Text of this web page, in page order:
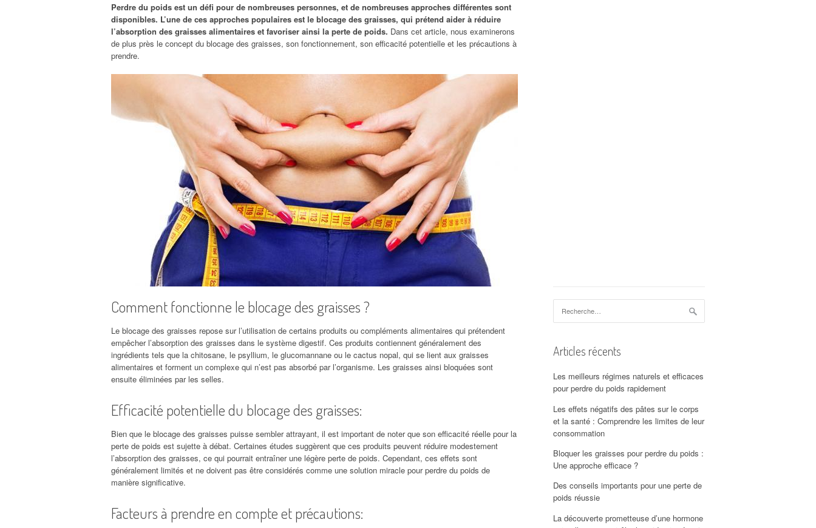
Perdre du poids est un défi pour de nombreuses personnes, et de nombreuses approches différentes sont
disponibles. L’une de ces approches populaires est le blocage des graisses, qui prétend aider à réduire
l’absorption des graisses alimentaires et favoriser ainsi la perte de poids. Dans cet article, nous examinerons
de plus près le concept du blocage des graisses, son fonctionnement, son efficacité potentielle et les précautions à
prendre.
Comment fonctionne le blocage des graisses ?
Le blocage des graisses repose sur l’utilisation de certains produits ou compléments alimentaires qui prétendent
empêcher l’absorption des graisses dans le système digestif. Ces produits contiennent généralement des
ingrédients tels que la chitosane, le psyllium, le glucomannane ou le cactus nopal, qui se lient aux graisses
alimentaires et forment un complexe qui n’est pas absorbé par l’organisme. Les graisses ainsi bloquées sont
ensuite éliminées par les selles.
Efficacité potentielle du blocage des graisses:
Bien que le blocage des graisses puisse sembler attrayant, il est important de noter que son efficacité réelle pour la
perte de poids est sujette à débat. Certaines études suggèrent que ces produits peuvent réduire modestement
l’absorption des graisses, ce qui pourrait entraîner une légère perte de poids. Cependant, ces effets sont
généralement limités et ne doivent pas être considérés comme une solution miracle pour perdre du poids de
manière significative.
Facteurs à prendre en compte et précautions:
Articles récents
Les meilleurs régimes naturels et efficaces
pour perdre du poids rapidement
Les effets négatifs des pâtes sur le corps
et la santé : Comprendre les limites de leur
consommation
Bloquer les graisses pour perdre du poids :
Une approche efficace ?
Des conseils importants pour une perte de
poids réussie
La découverte prometteuse d’une hormone